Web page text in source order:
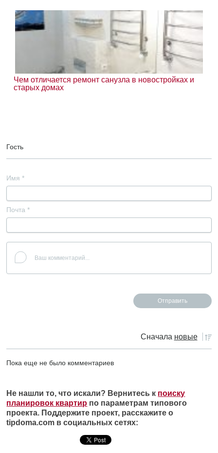
Чем отличается ремонт санузла в новостройках и
старых домах
Гость
Имя *
Почта *
Сначала новые
Пока еще не было комментариев
Не нашли то, что искали? Вернитесь к поиску
планировок квартир по параметрам типового
проекта. Поддержите проект, расскажите о
tipdoma.com в социальных сетях: